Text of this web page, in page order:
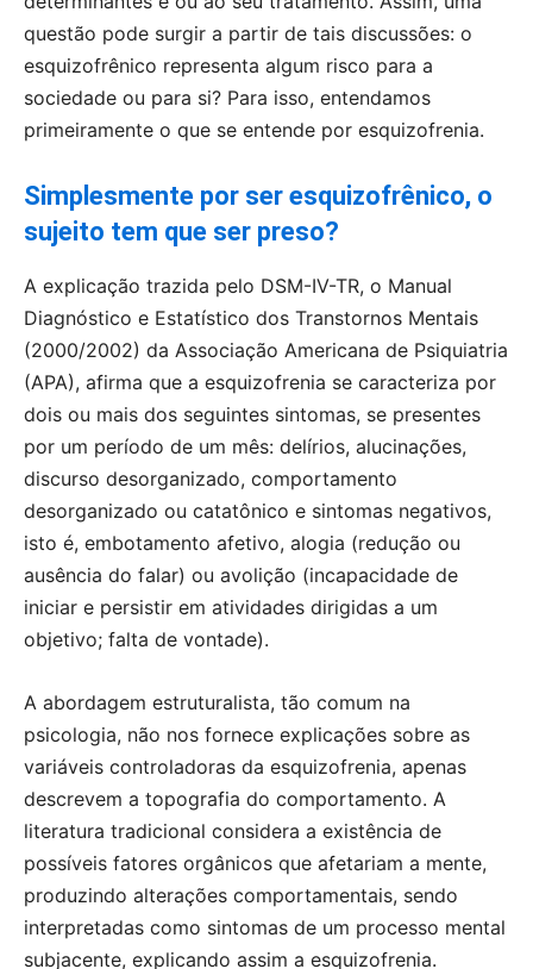
questão pode surgir a partir de tais discussões: o
esquizofrênico representa algum risco para a
sociedade ou para si? Para isso, entendamos
primeiramente o que se entende por esquizofrenia.
Simplesmente por ser esquizofrênico, o
sujeito tem que ser preso?
A explicação trazida pelo DSM-IV-TR, o Manual
Diagnóstico e Estatístico dos Transtornos Mentais
(2000/2002) da Associação Americana de Psiquiatria
(APA), afirma que a esquizofrenia se caracteriza por
dois ou mais dos seguintes sintomas, se presentes
por um período de um mês: delírios, alucinações,
discurso desorganizado, comportamento
desorganizado ou catatônico e sintomas negativos,
isto é, embotamento afetivo, alogia (redução ou
ausência do falar) ou avolição (incapacidade de
iniciar e persistir em atividades dirigidas a um
objetivo; falta de vontade).
A abordagem estruturalista, tão comum na
psicologia, não nos fornece explicações sobre as
variáveis controladoras da esquizofrenia, apenas
descrevem a topografia do comportamento. A
literatura tradicional considera a existência de
possíveis fatores orgânicos que afetariam a mente,
produzindo alterações comportamentais, sendo
interpretadas como sintomas de um processo mental
subjacente, explicando assim a esquizofrenia.